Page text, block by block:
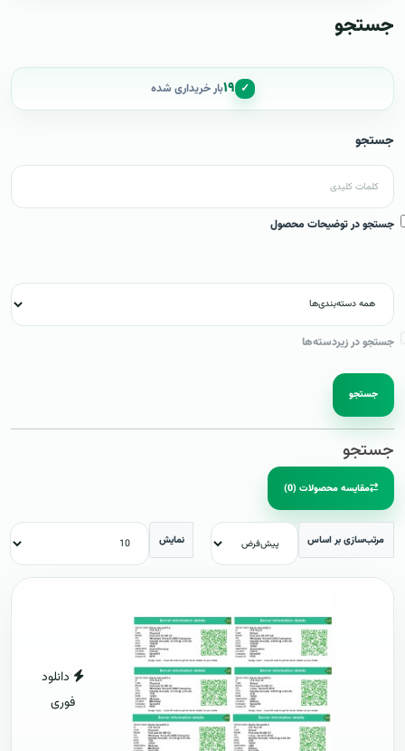
جستجو
✓ ۱۹بار خریداری شده
جستجو
جستجو در توضیحات محصول
جستجو در زیردسته‌ها
جستجو
جستجو
مقایسه محصولات (0)
مرتب‌سازی بر اساس نمایش
دانلود
فوری